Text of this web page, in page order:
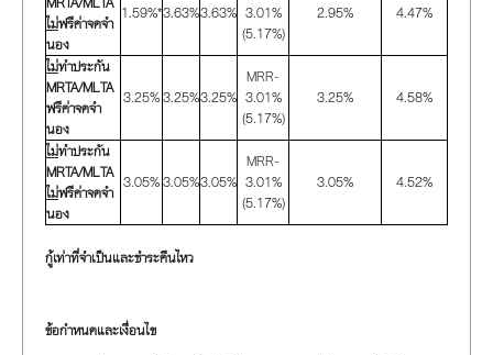
ไม่ฟรีค่าจดจำ
นอง
1.59%*3.63%3.63% 3.01%
(5.17%)
2.95% 4.47%
ไม่ทำประกัน
MRTA/MLTA
ฟรีค่าจดจำ
นอง
3.25%3.25%3.25%
MRR-
3.01%
(5.17%)
3.25% 4.58%
ไม่ทำประกัน
MRTA/MLTA
ไม่ฟรีค่าจดจำ
นอง
3.05%3.05%3.05%
MRR-
3.01%
(5.17%)
3.05% 4.52%
กู้เท่าที่จำเป็นและชำระคืนไหว
ข้อกำหนดและเงื่อนไข